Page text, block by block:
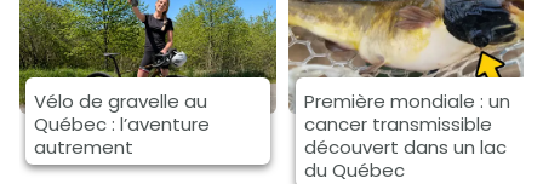
Vélo de gravelle au
Québec : l’aventure
autrement
Première mondiale : un
cancer transmissible
découvert dans un lac
du Québec